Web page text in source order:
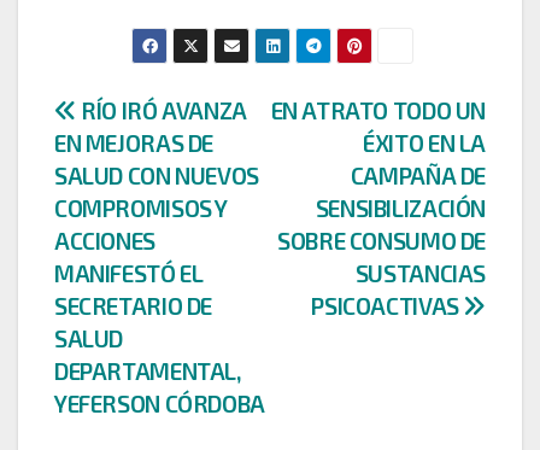
Navegación
de
entradas
EN ATRATO TODO UN
ÉXITO EN LA
CAMPAÑA DE
SENSIBILIZACIÓN
SOBRE CONSUMO DE
SUSTANCIAS
PSICOACTIVAS
RÍO IRÓ AVANZA
EN MEJORAS DE
SALUD CON NUEVOS
COMPROMISOS Y
ACCIONES
MANIFESTÓ EL
SECRETARIO DE
SALUD
DEPARTAMENTAL,
YEFERSON CÓRDOBA